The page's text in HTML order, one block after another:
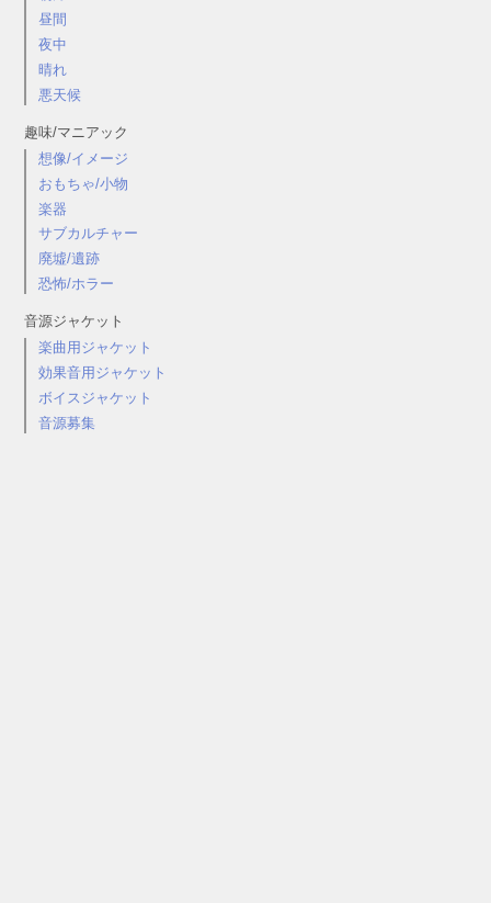
昼間
夜中
晴れ
悪天候
趣味/マニアック
想像/イメージ
おもちゃ/小物
楽器
サブカルチャー
廃墟/遺跡
恐怖/ホラー
音源ジャケット
楽曲用ジャケット
効果音用ジャケット
ボイスジャケット
音源募集